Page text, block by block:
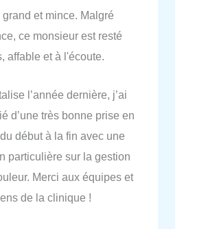
grand et mince. Malgré
ce monsieur est resté
affable et à l'écoute.
l’année dernière, j’ai
d’une très bonne prise en
début à la fin avec une
particulière sur la gestion
Merci aux équipes et
de la clinique !